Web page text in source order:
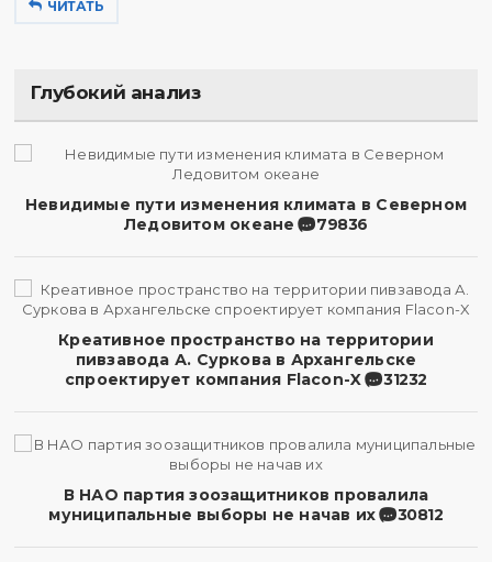
ЧИТАТЬ
Глубокий анализ
Невидимые пути изменения климата в Северном
Ледовитом океане
79836
Креативное пространство на территории
пивзавода А. Суркова в Архангельске
спроектирует компания Flacon-X
31232
В НАО партия зоозащитников провалила
муниципальные выборы не начав их
30812